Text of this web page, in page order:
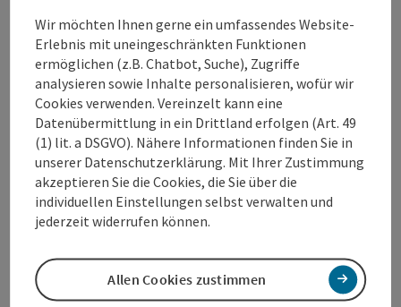
Mitarbeiterinnen und Mitarbeiter und
Geschäftspartner. Und diesen Weg wollen wir auch
zukünftig weiter gehen.
Kontakt
Öffnungszeiten
Anreise/Lage
Wir möchten Ihnen gerne ein umfassendes Website-
Erlebnis mit uneingeschränkten Funktionen
ermöglichen (z.B. Chatbot, Suche), Zugriffe
analysieren sowie Inhalte personalisieren, wofür wir
Cookies verwenden. Vereinzelt kann eine
Datenübermittlung in ein Drittland erfolgen (Art. 49
(1) lit. a DSGVO). Nähere Informationen finden Sie in
unserer Datenschutzerklärung. Mit Ihrer Zustimmung
akzeptieren Sie die Cookies, die Sie über die
individuellen Einstellungen selbst verwalten und
jederzeit widerrufen können.
Allen Cookies zustimmen